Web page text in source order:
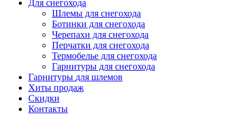
Для снегохода
Шлемы для снегохода
Ботинки для снегохода
Черепахи для снегохода
Перчатки для снегохода
Термобелье для снегохода
Гарнитуры для снегохода
Гарнитуры для шлемов
Хиты продаж
Скидки
Контакты